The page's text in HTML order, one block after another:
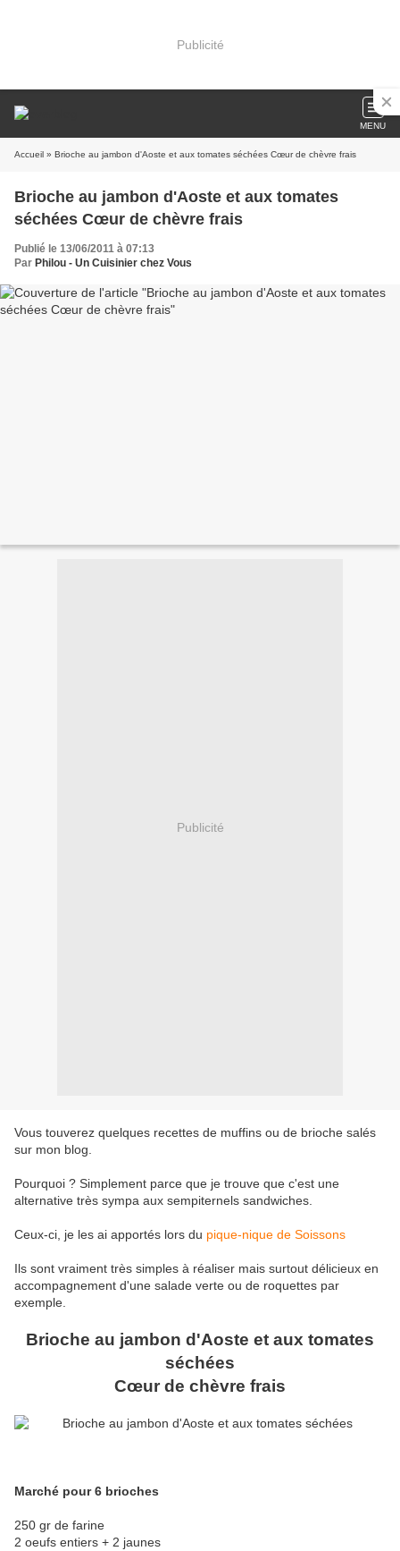
Publicité
MENU
Accueil » Brioche au jambon d'Aoste et aux tomates séchées Cœur de chèvre frais
Brioche au jambon d'Aoste et aux tomates
séchées Cœur de chèvre frais
Publié le 13/06/2011 à 07:13
Par Philou - Un Cuisinier chez Vous
Publicité
Vous touverez quelques recettes de muffins ou de brioche salés
sur mon blog.
Pourquoi ? Simplement parce que je trouve que c'est une
alternative très sympa aux sempiternels sandwiches.
Ceux-ci, je les ai apportés lors du pique-nique de Soissons
Ils sont vraiment très simples à réaliser mais surtout délicieux en
accompagnement d'une salade verte ou de roquettes par
exemple.
Brioche au jambon d'Aoste et aux tomates
séchées
Cœur de chèvre frais
Marché pour 6 brioches
250 gr de farine
2 oeufs entiers + 2 jaunes